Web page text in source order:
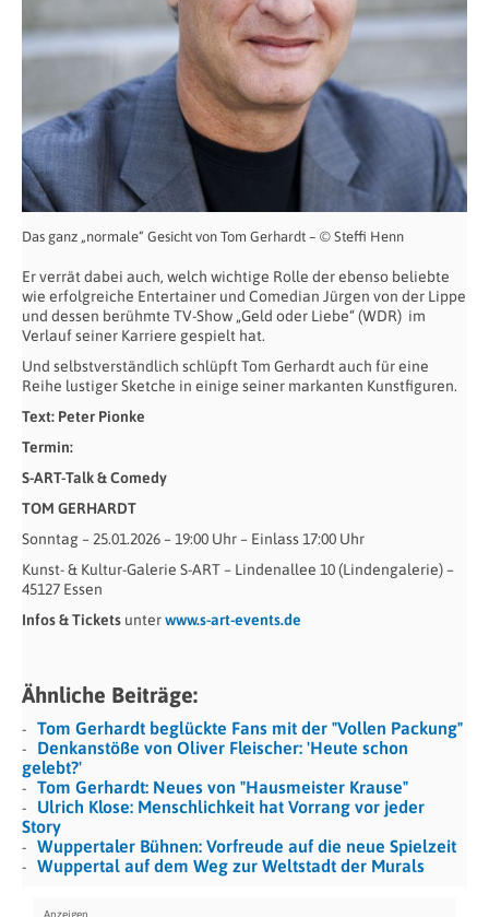
Das ganz „normale“ Gesicht von Tom Gerhardt – © Steffi Henn
Er verrät dabei auch, welch wichtige Rolle der ebenso beliebte
wie erfolgreiche Entertainer und Comedian Jürgen von der Lippe
und dessen berühmte TV-Show „Geld oder Liebe“ (WDR) im
Verlauf seiner Karriere gespielt hat.
Und selbstverständlich schlüpft Tom Gerhardt auch für eine
Reihe lustiger Sketche in einige seiner markanten Kunstfiguren.
Text: Peter Pionke
Termin:
S-ART-Talk & Comedy
TOM GERHARDT
Sonntag – 25.01.2026 – 19:00 Uhr – Einlass 17:00 Uhr
Kunst- & Kultur-Galerie S-ART – Lindenallee 10 (Lindengalerie) –
45127 Essen
Infos & Tickets unterwww.s-art-events.de
Ähnliche Beiträge:
Tom Gerhardt beglückte Fans mit der "Vollen Packung"
Denkanstöße von Oliver Fleischer: 'Heute schon
gelebt?'
Tom Gerhardt: Neues von "Hausmeister Krause"
Ulrich Klose: Menschlichkeit hat Vorrang vor jeder
Story
Wuppertaler Bühnen: Vorfreude auf die neue Spielzeit
Wuppertal auf dem Weg zur Weltstadt der Murals